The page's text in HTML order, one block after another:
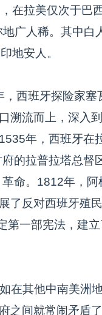
在拉美仅次于巴
广人稀。其中白
地安人。
西班牙探险家塞
溯流而上，深入
年，西班牙在
的拉普拉塔总督
命。1812年，
了反对西班牙殖
第一部宪法，建
在其他中南美洲
之间就常闹矛盾